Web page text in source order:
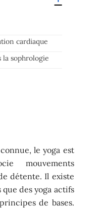
cardiaque
la sophrologie
le yoga est
mouvements
détente. Il existe
des yoga actifs
de bases.